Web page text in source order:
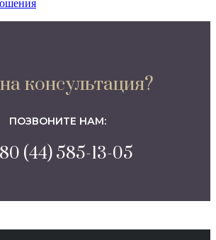
консультация?
ПОЗВОНИТЕ НАМ:
(44) 585-13-05